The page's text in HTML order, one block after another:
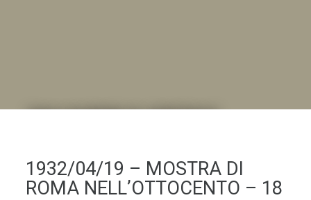
1932/04/19 – MOSTRA DI
ROMA NELL’OTTOCENTO – 18